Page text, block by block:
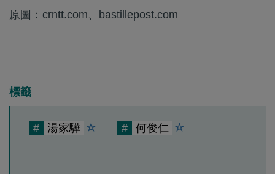
原圖：crntt.com、bastillepost.com
標籤
# 湯家驊 # 何俊仁